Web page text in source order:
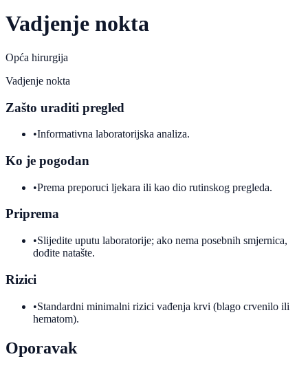
Vadjenje nokta
Opća hirurgija
Vadjenje nokta
Zašto uraditi pregled
•Informativna laboratorijska analiza.
Ko je pogodan
•Prema preporuci ljekara ili kao dio rutinskog pregleda.
Priprema
•Slijedite uputu laboratorije; ako nema posebnih smjernica,
dođite natašte.
Rizici
•Standardni minimalni rizici vađenja krvi (blago crvenilo ili
hematom).
Oporavak